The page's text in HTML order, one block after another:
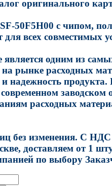
оригинального
50F5H00 с чипом,
всех совместимых
является одним из
рынке расходных
и надежность
заводском
расходных
без изменения. С
доставляем от 1
по выбору